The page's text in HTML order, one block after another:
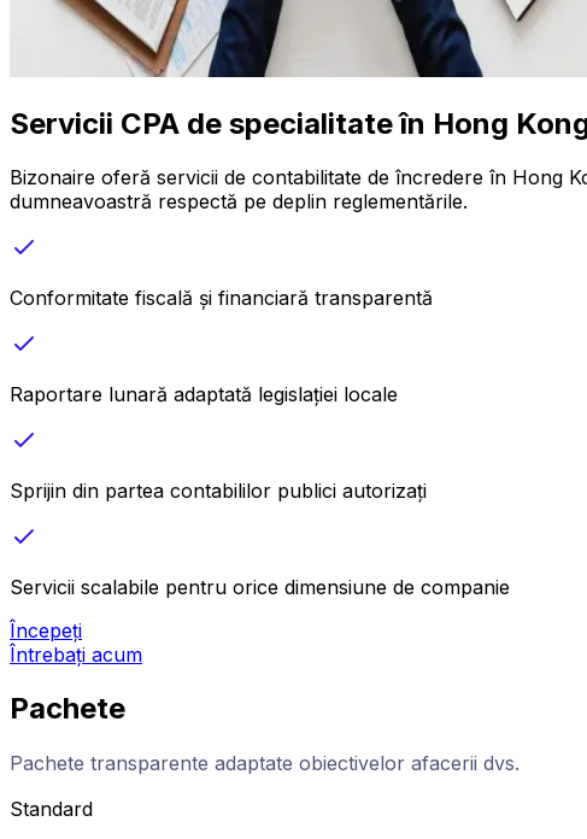
Servicii CPA de specialitate în Hong
Bizonaire oferă servicii de contabilitate de încredere în Hong
dumneavoastră respectă pe deplin reglementările.
Conformitate fiscală și financiară transparentă
Raportare lunară adaptată legislației locale
Sprijin din partea contabililor publici autorizați
Servicii scalabile pentru orice dimensiune de companie
Începeți
Întrebați acum
Pachete
Pachete transparente adaptate obiectivelor afacerii dvs.
Standard